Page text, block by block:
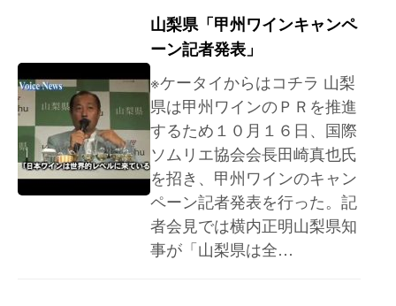
山梨県「甲州ワインキャンペ
ーン記者発表」
※ケータイからはコチラ 山梨
県は甲州ワインのＰＲを推進
するため１０月１６日、国際
ソムリエ協会会長田崎真也氏
を招き、甲州ワインのキャン
ペーン記者発表を行った。記
者会見では横内正明山梨県知
事が「山梨県は全…